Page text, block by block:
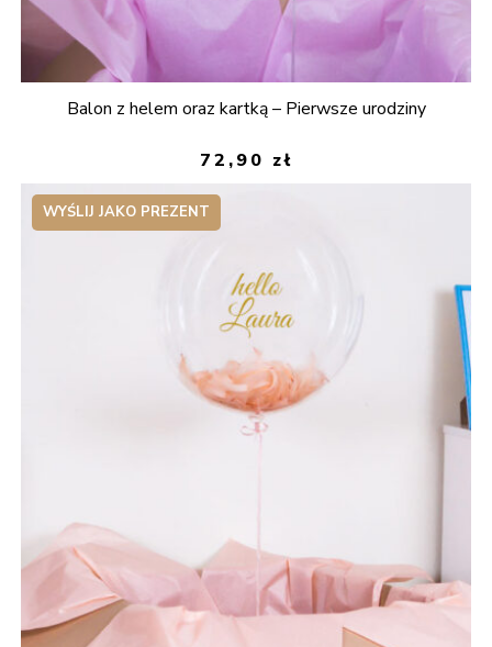
Balon z helem oraz kartką – Pierwsze urodziny
72,90 zł
WYŚLIJ JAKO PREZENT